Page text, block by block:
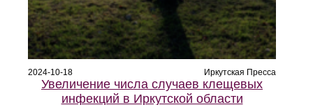
2024-10-18 Иркутская Пресса
Увеличение числа случаев клещевых
инфекций в Иркутской области